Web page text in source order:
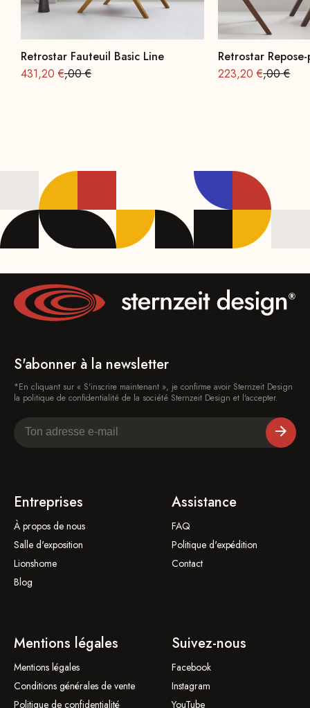
Retrostar Fauteuil Basic Line
Offre à partir de
431,20 €Prix normal : 539
,00 €
Retrostar
Offre à partir de
223,20 €Prix
,00 €
S'abonner à la newsletter
*En cliquant sur « S'inscrire maintenant », je confirme avoir Sternzeit Design
la politique de confidentialité de la société Sternzeit Design et l'accepter.
Entreprises
À propos de nous
Salle d'exposition
Lionshome
Blog
Assistance
FAQ
Politique d'expédition
Contact
Mentions légales
Mentions légales
Conditions générales de vente
Politique de confidentialité
Suivez-nous
Facebook
Instagram
YouTube